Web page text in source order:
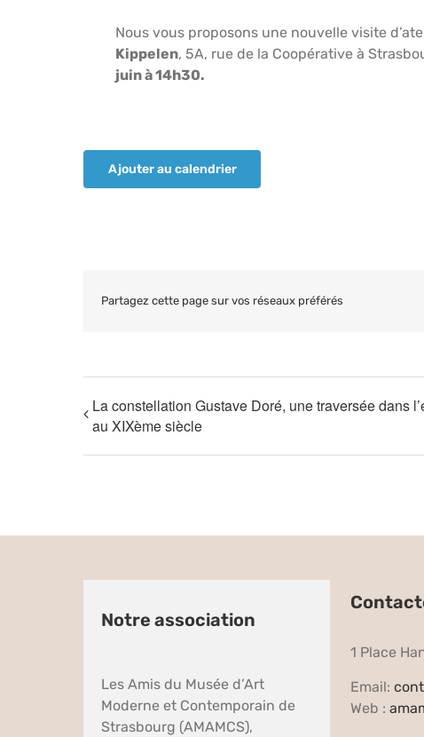
Nous vous proposons une nouvelle visite
Kippelen, 5A, rue de la Coopérative à
juin à 14h30.
Ajouter au calendrier
Partagez cette page sur vos réseaux préférés
La constellation Gustave Doré, une traversée dans
au XIXème siècle
Notre association
Les Amis du Musée d’Art
Moderne et Contemporain de
Strasbourg (AMAMCS),
1 Place
Email:
Web :